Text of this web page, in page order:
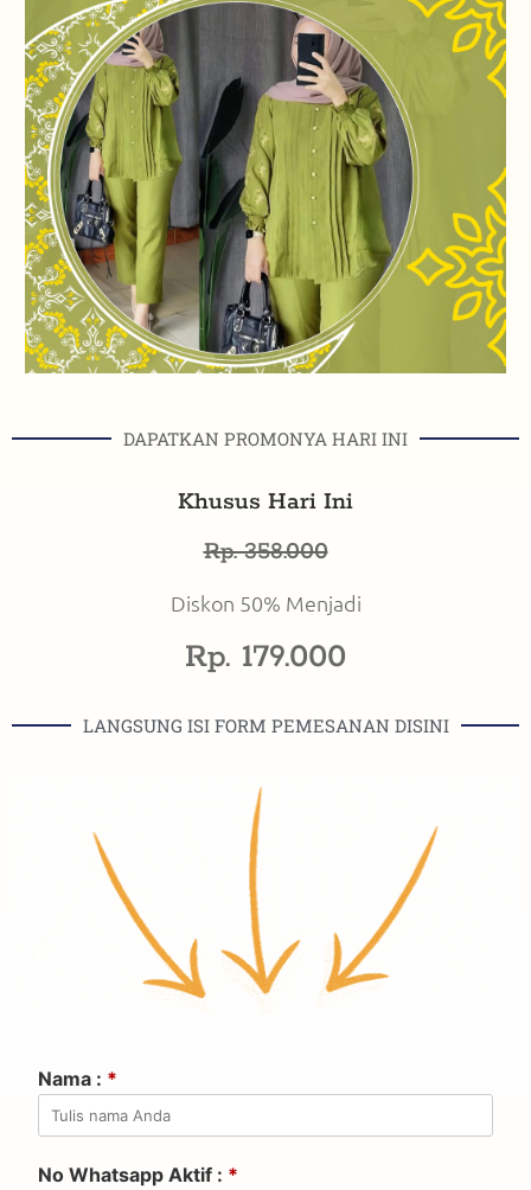
DAPATKAN PROMONYA HARI INI
Khusus Hari Ini
Rp. 358.000
Diskon 50% Menjadi
Rp. 179.000
LANGSUNG ISI FORM PEMESANAN DISINI
Nama : *
No Whatsapp Aktif : *